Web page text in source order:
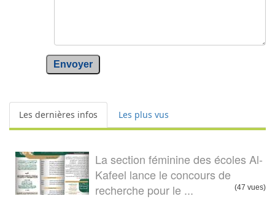
Envoyer
Les dernières infos Les plus vus
La section féminine des écoles Al-
Kafeel lance le concours de
recherche pour le ...
(47 vues)